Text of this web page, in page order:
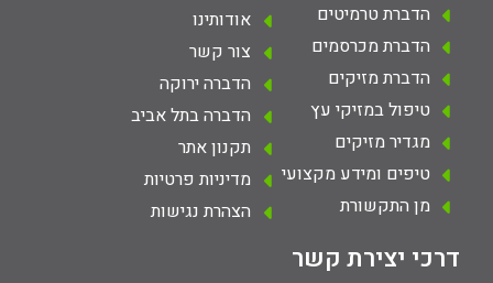
דרכי יצירת קשר
הדברת טרמיטים
הדברת מכרסמים
הדברת מזיקים
טיפול במזיקי עץ
מגדיר מזיקים
טיפים ומידע מקצועי
מן התקשורת
אודותינו
צור קשר
הדברה ירוקה
הדברה בתל אביב
תקנון אתר
מדיניות פרטיות
הצהרת נגישות